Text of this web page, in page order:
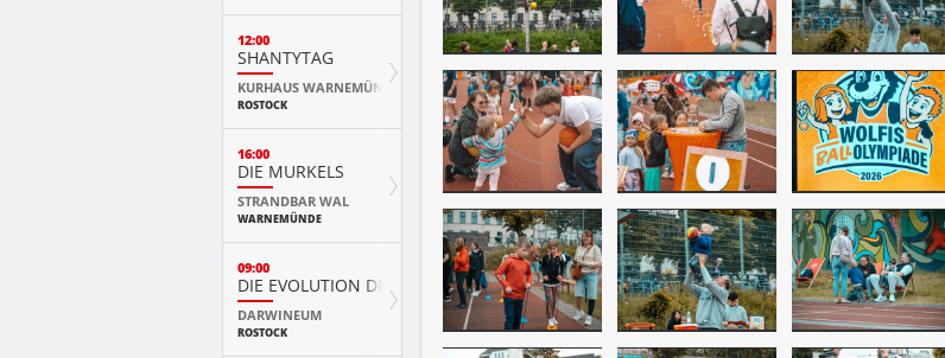
12:00
SHANTYTAG
KURHAUS WARNEMÜNDE
ROSTOCK
16:00
DIE MURKELS
STRANDBAR WAL
WARNEMÜNDE
09:00
DIE EVOLUTION DER TIERE MIT PLAYMOBIL
DARWINEUM
ROSTOCK